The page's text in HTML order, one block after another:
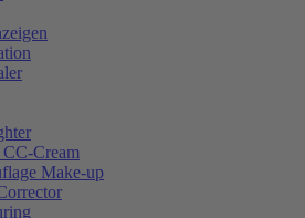
Cream
Make-up